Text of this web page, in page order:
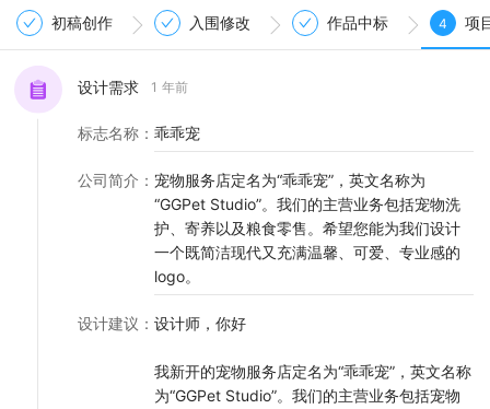
LOGO
初稿创作 入围修改 作品中标 4 项
设计需求 1 年前
标志名称 ： 乖乖宠
公司简介 ： 宠物服务店定名为“乖乖宠”，英文名称为
“GGPet Studio”。我们的主营业务包括宠物洗
护、寄养以及粮食零售。希望您能为我们设计
一个既简洁现代又充满温馨、可爱、专业感的
logo。
设计建议 ： 设计师，你好
我新开的宠物服务店定名为“乖乖宠”，英文名称
为“GGPet Studio”。我们的主营业务包括宠物